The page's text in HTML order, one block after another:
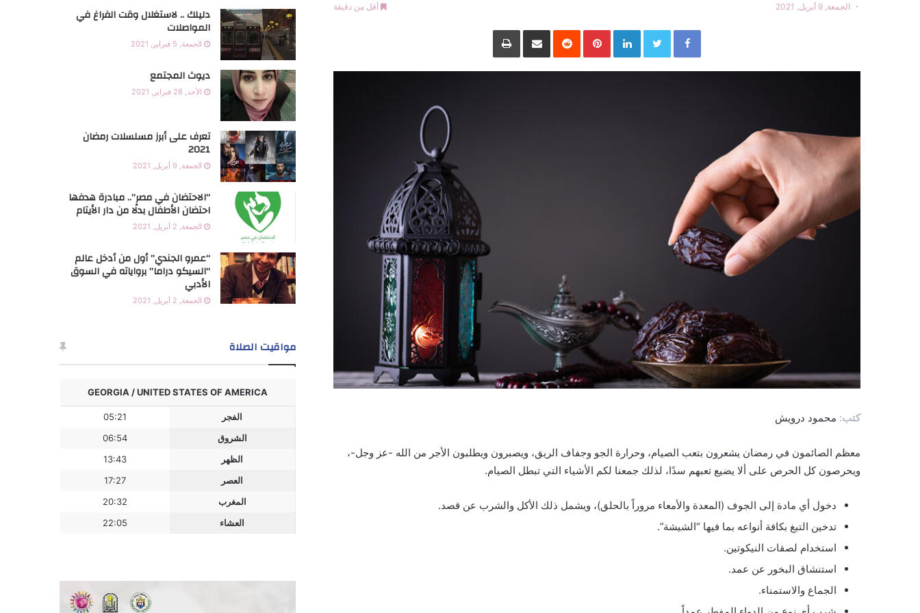
الجمعة, 9 أبريل, 2021 أقل من دقيقة
Facebook
Twitter
LinkedIn
Pinterest
‏Reddit مشاركة عبر البريد
كتب: محمود درويش
معظم الصائمون في رمضان يشعرون بتعب الصيام، وحرارة الجو وجفاف الريق، ويصبرون ويطلبون الأجر من الله -عز وجل-،
ويحرصون كل الحرص على ألا يضيع تعبهم سدًا، لذلك جمعنا لكم الأشياء التي تبطل الصيام.
دخول أي مادة إلى الجوف (المعدة والأمعاء مروراً بالحلق)، ويشمل ذلك الأكل والشرب عن قصد.
تدخين التبغ بكافة أنواعه بما فيها “الشيشة”.
استخدام لصقات النيكوتين.
استنشاق البخور عن عمد.
الجماع والاستمناء.
o
o
k
e
r
b
e
g
r
a
دليلك .. لاستغلال وقت الفراغ في
المواصلات
الجمعة, 5 فبراير, 2021
ديوث المجتمع
الأحد, 28 فبراير, 2021
تعرف على أبرز مسلسلات رمضان
2021
الجمعة, 9 أبريل, 2021
“الاحتضان في مصر”.. مبادرة هدفها
احتضان الأطفال بدلًا من دار الأيتام
الجمعة, 2 أبريل, 2021
“عمرو الجندي” أول من أدخل عالم
“السيكو دراما” برواياته في السوق
الأدبي
الجمعة, 2 أبريل, 2021
مواقيت الصلاة
GEORGIA / UNITED STATES OF AMERICA
الفجر
05:21
الشروق
06:54
الظهر
13:43
العصر
17:27
المغرب
20:32
العشاء
22:05